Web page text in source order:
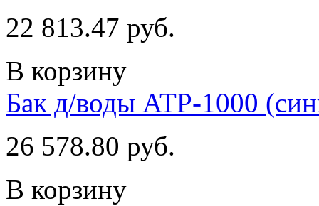
22 813.47 руб.
В корзину
Бак д/воды ATP-1000
26 578.80 руб.
В корзину